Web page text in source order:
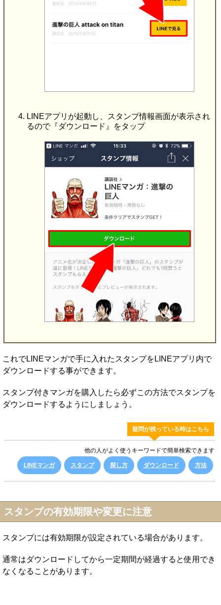
LINEアプリが起動し、スタンプ情報画面が表示され
るので『ダウンロード』をタップ
これでLINEマンガで手に入れたスタンプをLINEアプリ内で
ダウンロードする事ができます。
スタンプ付きマンガを購入したら必ずこの方法でスタンプを
ダウンロードするようにしましょう。
疑問が残っている時はこちら
他の人がよく使うキーワードで簡単検索できます
LINEマンガ スタンプ 探し方 ダウンロード 方法
スタンプの有効期限や変更に注意
スタンプには有効期限が設定されている場合があります。
通常はダウンロードしてから一定期間が経過すると使用でき
なくなることがあります。